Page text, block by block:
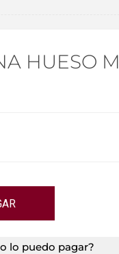
HUESO
lo puedo pagar?